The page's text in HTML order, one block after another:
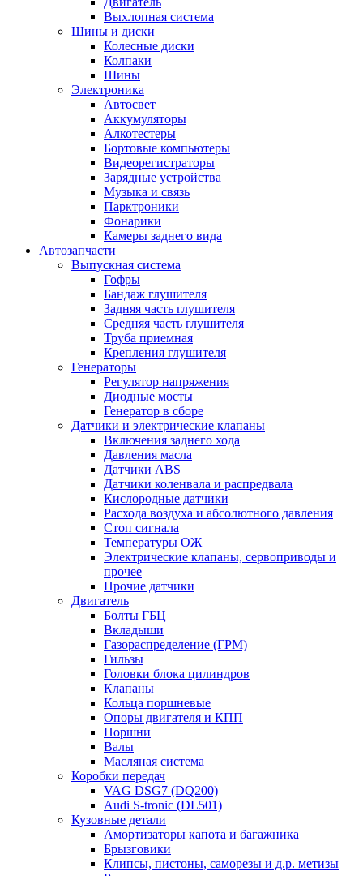
Выхлопная система
Шины и диски
Колесные диски
Колпаки
Шины
Электроника
Автосвет
Аккумуляторы
Алкотестеры
Бортовые компьютеры
Видеорегистраторы
Зарядные устройства
Музыка и связь
Парктроники
Фонарики
Камеры заднего вида
Автозапчасти
Выпускная система
Гофры
Бандаж глушителя
Задняя часть глушителя
Средняя часть глушителя
Труба приемная
Крепления глушителя
Генераторы
Регулятор напряжения
Диодные мосты
Генератор в сборе
Датчики и электрические клапаны
Включения заднего хода
Давления масла
Датчики ABS
Датчики коленвала и распредвала
Кислородные датчики
Расхода воздуха и абсолютного давления
Стоп сигнала
Температуры ОЖ
Электрические клапаны, сервоприводы и
прочее
Прочие датчики
Двигатель
Болты ГБЦ
Вкладыши
Газораспределение (ГРМ)
Гильзы
Головки блока цилиндров
Клапаны
Кольца поршневые
Опоры двигателя и КПП
Поршни
Валы
Масляная система
Коробки передач
VAG DSG7 (DQ200)
Audi S-tronic (DL501)
Кузовные детали
Амортизаторы капота и багажника
Брызговики
Клипсы, пистоны, саморезы и д.р. метизы